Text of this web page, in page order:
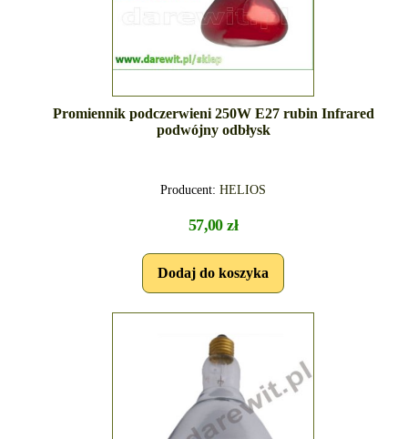
Promiennik podczerwieni 250W E27 rubin Infrared
podwójny odbłysk
Producent: HELIOS
57,00 zł